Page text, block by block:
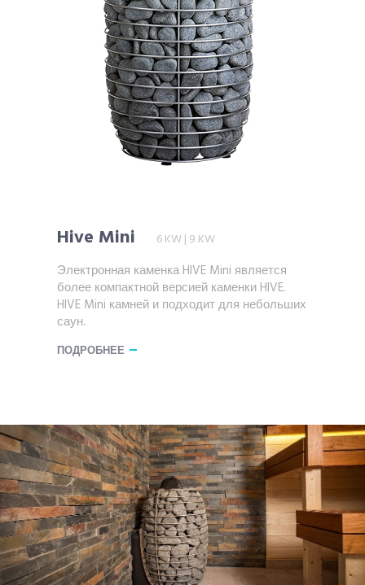
Hive Mini 6 KW | 9 KW
Электронная каменка HIVE Mini является
более компактной версией каменки HIVE.
HIVE Mini камней и подходит для небольших
саун.
ПОДРОБНЕЕ